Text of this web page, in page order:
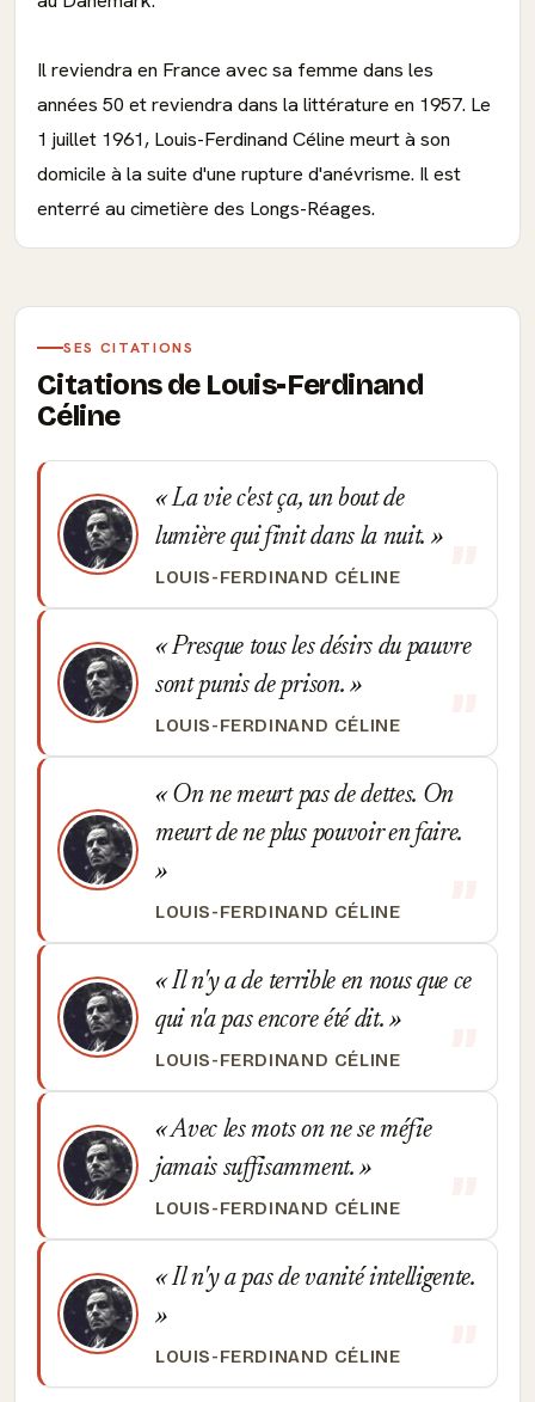
Il reviendra en France avec sa femme dans les
années 50 et reviendra dans la littérature en 1957. Le
1 juillet 1961, Louis-Ferdinand Céline meurt à son
domicile à la suite d'une rupture d'anévrisme. Il est
enterré au cimetière des Longs-Réages.
SES CITATIONS
Citations de Louis-Ferdinand
Céline
La vie c'est ça, un bout de
lumière qui finit dans la nuit.
LOUIS-FERDINAND CÉLINE
Presque tous les désirs du pauvre
sont punis de prison.
LOUIS-FERDINAND CÉLINE
On ne meurt pas de dettes. On
meurt de ne plus pouvoir en faire.
LOUIS-FERDINAND CÉLINE
Il n'y a de terrible en nous que ce
qui n'a pas encore été dit.
LOUIS-FERDINAND CÉLINE
Avec les mots on ne se méfie
jamais suffisamment.
LOUIS-FERDINAND CÉLINE
Il n'y a pas de vanité intelligente.
LOUIS-FERDINAND CÉLINE